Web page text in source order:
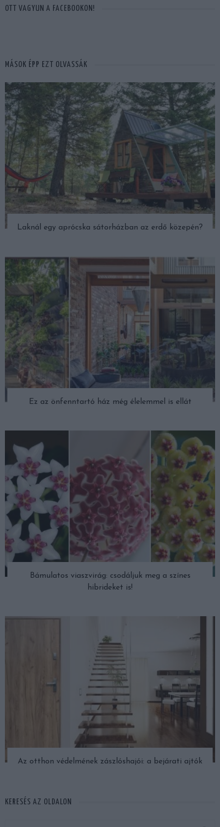
OTT VAGYUN A FACEBOOKON!
MÁSOK ÉPP EZT OLVASSÁK
Laknál egy aprócska sátorházban az erdő közepén?
Ez az önfenntartó ház még élelemmel is ellát
Bámulatos viaszvirág: csodáljuk meg a színes
hibrideket is!
Az otthon védelmének zászlóshajói: a bejárati ajtók
KERESÉS AZ OLDALON